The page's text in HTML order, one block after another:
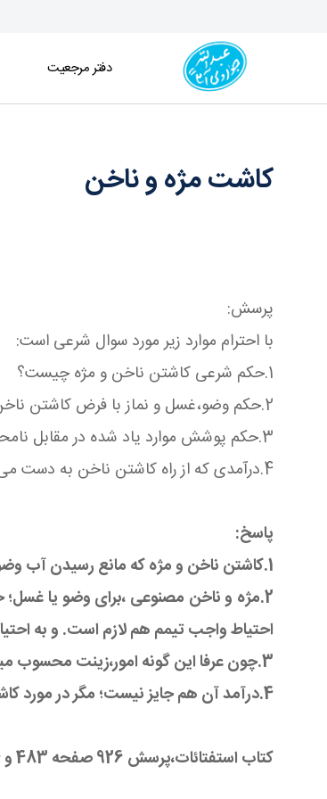
دفتر مرجعیت
کاشت مژه و ناخن
پرسش:
با احترام موارد زیر مورد سوال شرعی است:
1.حکم شرعی کاشتن ناخن و مژه چیست؟
2.حکم وضو،غسل و نماز با فرض کاشتن ناخن و مژه چیست؟
3.حکم پوشش موارد یاد شده در مقابل نامحرم چیست؟
4.درآمدی که از راه کاشتن ناخن به دست می آید چه حکمی دارد؟
پاسخ:
1.کاشتن ناخن و مژه که مانع رسیدن آب وضو و غسل در مواضع غسل و وضو و تیمم میگردد،جایز نیست.
2.مژه و ناخن مصنوعی ،برای وضو یا
احتیاط واجب تیمم هم لازم است. و به
3.چون عرفا این گونه امور،زینت محسوب میشود پوشاندن آنها از نامحرم واجب است.
4.درآمد آن هم جایز نیست؛ مگر در مورد کاشتن ضروری که به دلیل ضرورت،ناخن کاشته شود.
​​​​​​​کتاب استفتائات،پرسش 926 صفحه 483 و 484